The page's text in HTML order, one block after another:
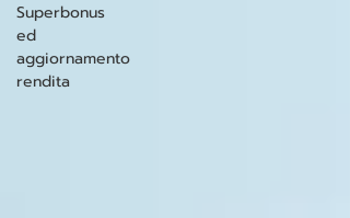
Superbonus
ed
aggiornamento
rendita